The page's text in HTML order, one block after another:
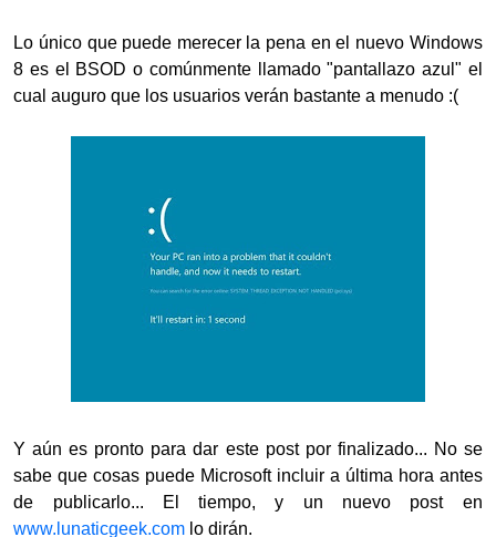
Lo único que puede merecer la pena en el nuevo Windows
8 es el BSOD o comúnmente llamado "pantallazo azul" el
cual auguro que los usuarios verán bastante a menudo :(
Y aún es pronto para dar este post por finalizado... No se
sabe que cosas puede Microsoft incluir a última hora antes
de publicarlo... El tiempo, y un nuevo post en
www.lunaticgeek.com lo dirán.